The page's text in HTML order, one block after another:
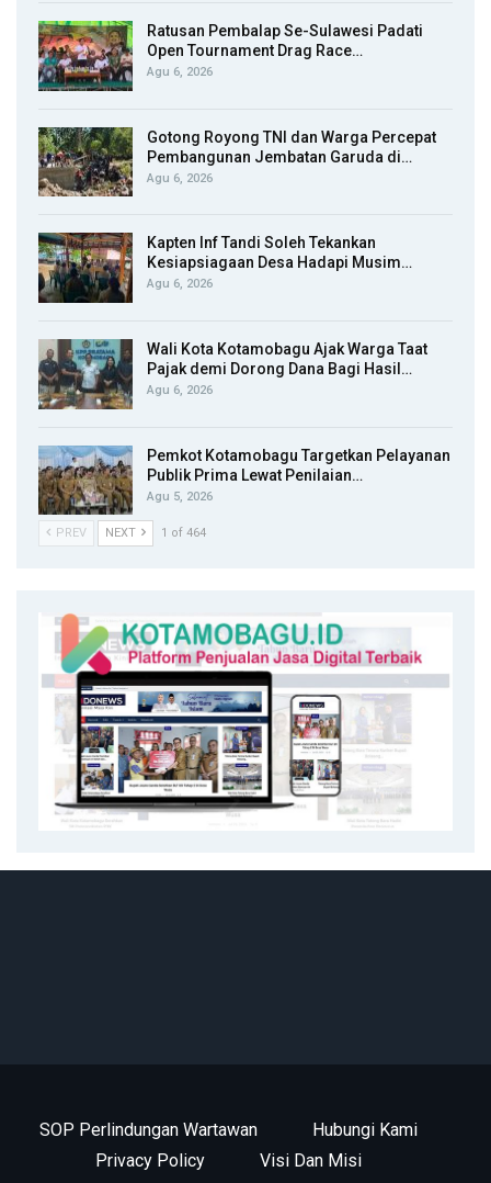
Ratusan Pembalap Se-Sulawesi Padati
Open Tournament Drag Race…
Agu 6, 2026
Gotong Royong TNI dan Warga Percepat
Pembangunan Jembatan Garuda di…
Agu 6, 2026
Kapten Inf Tandi Soleh Tekankan
Kesiapsiagaan Desa Hadapi Musim…
Agu 6, 2026
Wali Kota Kotamobagu Ajak Warga Taat
Pajak demi Dorong Dana Bagi Hasil…
Agu 6, 2026
Pemkot Kotamobagu Targetkan Pelayanan
Publik Prima Lewat Penilaian…
Agu 5, 2026
PREV NEXT 1 of 464
SOP Perlindungan Wartawan
Hubungi Kami
Privacy Policy
Visi Dan Misi